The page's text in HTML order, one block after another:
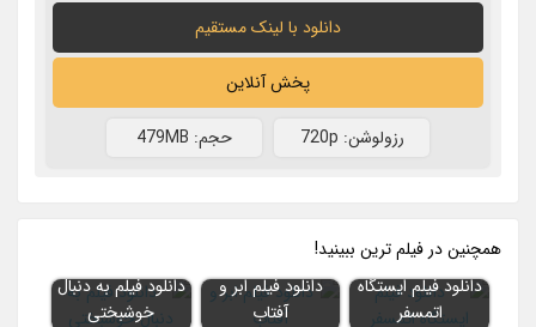
دانلود با لينک مستقيم
پخش آنلاین
رزولوشن: 720p حجم: 479MB
همچنين در فيلم ترين ببينيد!
دانلود فیلم ایستگاه
اتمسفر
دانلود فیلم ابر و
آفتاب
دانلود فیلم به دنبال
خوشبختی